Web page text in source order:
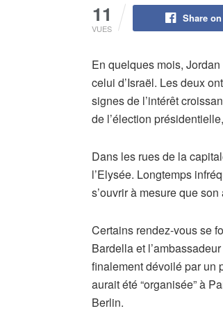
11
VUES
Share
En quelques mois,
celui d’Israël. Les deux
signes de l’intérêt
de l’élection
Dans les rues de la
l’Elysée. Longtemps
s’ouvrir à mesure que
Certains rendez-vous se
Bardella et
finalement dévoilé par un
aurait été “organisée” à
Berlin.